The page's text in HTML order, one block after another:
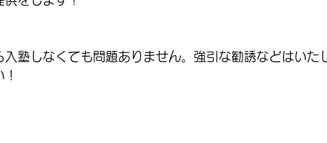
入塾しなくても問題ありません。強引な勧誘などはいた